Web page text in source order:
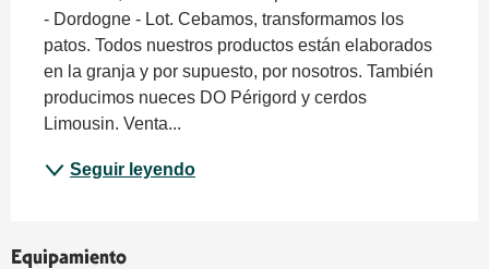
- Dordogne - Lot. Cebamos, transformamos los
patos. Todos nuestros productos están elaborados
en la granja y por supuesto, por nosotros. También
producimos nueces DO Périgord y cerdos
Limousin. Venta...
Seguir leyendo
Equipamiento